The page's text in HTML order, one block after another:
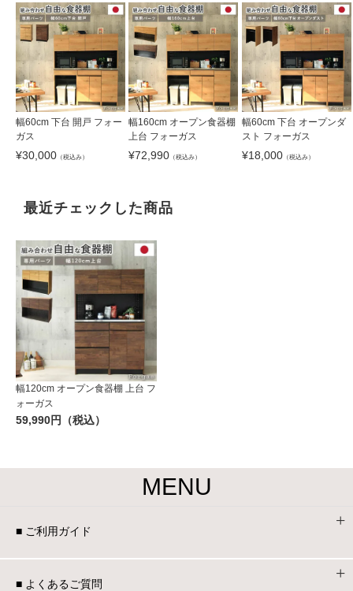
幅60cm 下台 開戸 フォー
ガス
¥30,000 （税込み）
幅160cm オープン食器棚
上台 フォーガス
¥72,990 （税込み）
幅60cm 下台 オープンダ
スト フォーガス
¥18,000（税込み）
最近チェックした商品
幅120cm オープン食器棚 上台 フ
ォーガス
59,990円（税込）
MENU
■ ご利用ガイド
■ よくあるご質問